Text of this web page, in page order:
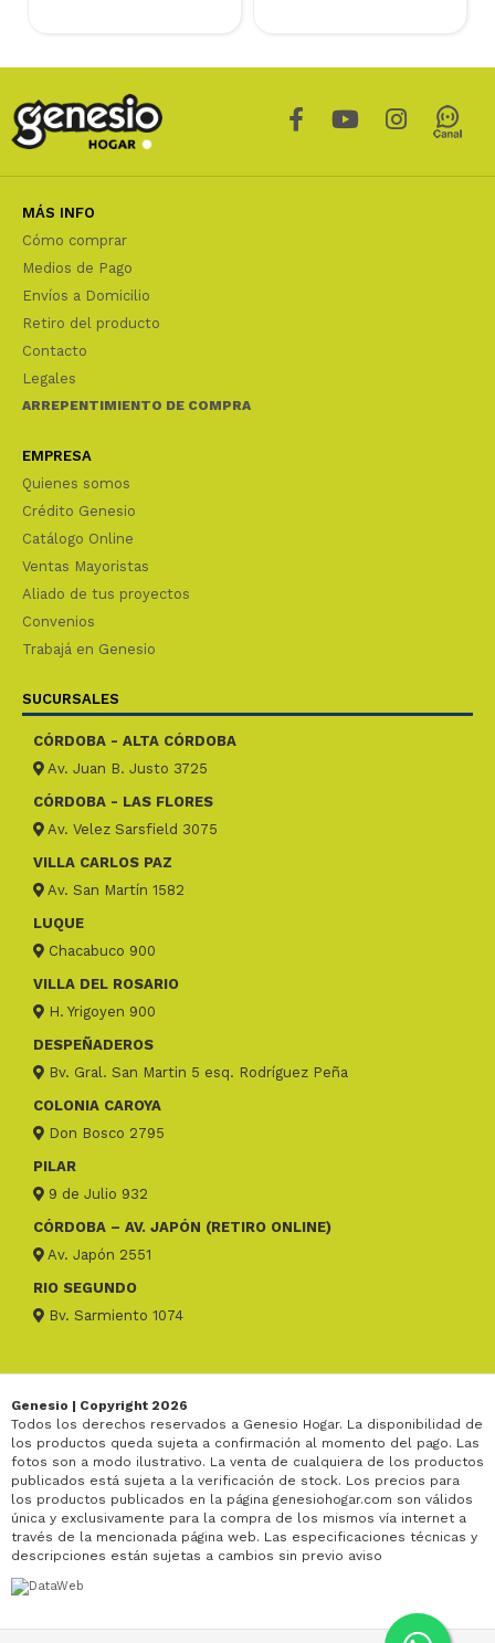
MÁS INFO
Cómo comprar
Medios de Pago
Envíos a Domicilio
Retiro del producto
Contacto
Legales
ARREPENTIMIENTO DE COMPRA
EMPRESA
Quienes somos
Crédito Genesio
Catálogo Online
Ventas Mayoristas
Aliado de tus proyectos
Convenios
Trabajá en Genesio
SUCURSALES
CÓRDOBA - ALTA CÓRDOBA
Av. Juan B. Justo 3725
CÓRDOBA - LAS FLORES
Av. Velez Sarsfield 3075
VILLA CARLOS PAZ
Av. San Martín 1582
LUQUE
Chacabuco 900
VILLA DEL ROSARIO
H. Yrigoyen 900
DESPEÑADEROS
Bv. Gral. San Martin 5 esq. Rodríguez Peña
COLONIA CAROYA
Don Bosco 2795
PILAR
9 de Julio 932
CÓRDOBA – AV. JAPÓN (RETIRO ONLINE)
Av. Japón 2551
RIO SEGUNDO
Bv. Sarmiento 1074
Genesio | Copyright 2026
Todos los derechos reservados a Genesio Hogar. La disponibilidad de
los productos queda sujeta a confirmación al momento del pago. Las
fotos son a modo ilustrativo. La venta de cualquiera de los productos
publicados está sujeta a la verificación de stock. Los precios para
los productos publicados en la página genesiohogar.com son válidos
única y exclusivamente para la compra de los mismos vía internet a
través de la mencionada página web. Las especificaciones técnicas y
descripciones están sujetas a cambios sin previo aviso